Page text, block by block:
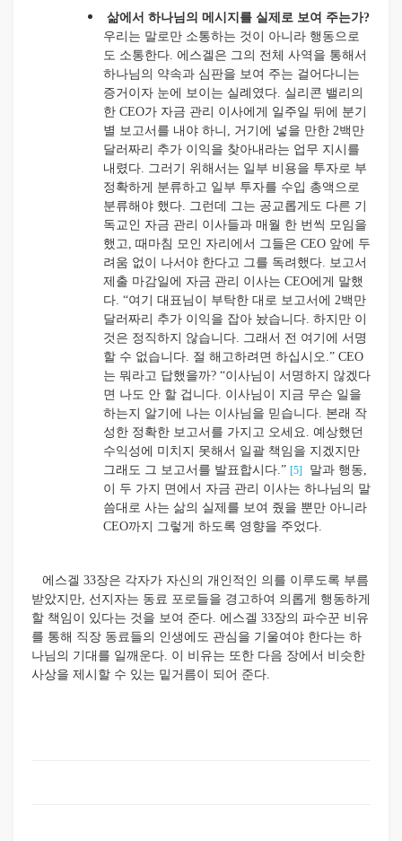
삶에서 하나님의 메시지를 실제로 보여 주는가?
우리는 말로만 소통하는 것이 아니라 행동으로
도 소통한다. 에스겔은 그의 전체 사역을 통해서
하나님의 약속과 심판을 보여 주는 걸어다니는
증거이자 눈에 보이는 실례였다. 실리콘 밸리의
한 CEO가 자금 관리 이사에게 일주일 뒤에 분기
별 보고서를 내야 하니, 거기에 넣을 만한 2백만
달러짜리 추가 이익을 찾아내라는 업무 지시를
내렸다. 그러기 위해서는 일부 비용을 투자로 부
정확하게 분류하고 일부 투자를 수입 총액으로
분류해야 했다. 그런데 그는 공교롭게도 다른 기
독교인 자금 관리 이사들과 매월 한 번씩 모임을
했고, 때마침 모인 자리에서 그들은 CEO 앞에 두
려움 없이 나서야 한다고 그를 독려했다. 보고서
제출 마감일에 자금 관리 이사는 CEO에게 말했
다. “여기 대표님이 부탁한 대로 보고서에 2백만
달러짜리 추가 이익을 잡아 놨습니다. 하지만 이
것은 정직하지 않습니다. 그래서 전 여기에 서명
할 수 없습니다. 절 해고하려면 하십시오.” CEO
는 뭐라고 답했을까? “이사님이 서명하지 않겠다
면 나도 안 할 겁니다. 이사님이 지금 무슨 일을
하는지 알기에 나는 이사님을 믿습니다. 본래 작
성한 정확한 보고서를 가지고 오세요. 예상했던
수익성에 미치지 못해서 일괄 책임을 지겠지만
그래도 그 보고서를 발표합시다.” [5]
말과 행동,
이 두 가지 면에서 자금 관리 이사는 하나님의 말
씀대로 사는 삶의 실제를 보여 줬을 뿐만 아니라
CEO까지 그렇게 하도록 영향을 주었다.
에스겔 33장은 각자가 자신의 개인적인 의를 이루도록 부름
받았지만, 선지자는 동료 포로들을 경고하여 의롭게 행동하게
할 책임이 있다는 것을 보여 준다. 에스겔 33장의 파수꾼 비유
를 통해 직장 동료들의 인생에도 관심을 기울여야 한다는 하
나님의 기대를 일깨운다. 이 비유는 또한 다음 장에서 비슷한
사상을 제시할 수 있는 밑거름이 되어 준다.